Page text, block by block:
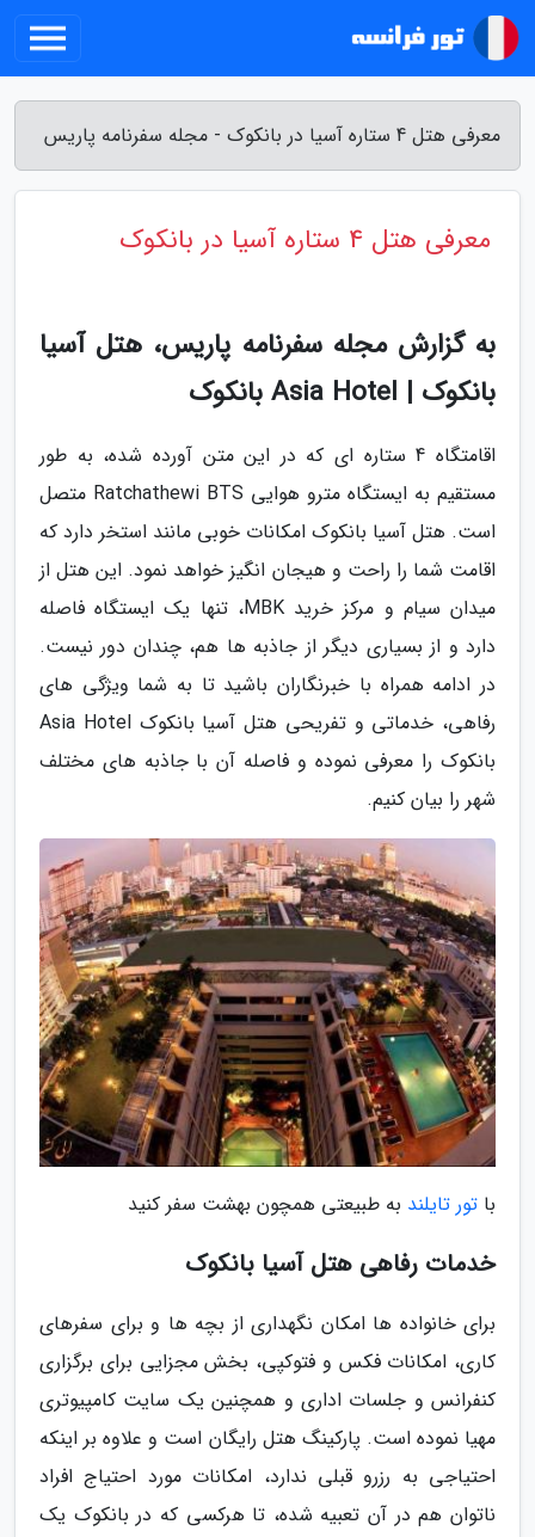
معرفی هتل 4 ستاره آسیا در بانکوک - مجله سفرنامه پاریس
معرفی هتل 4 ستاره آسیا در بانکوک
به گزارش مجله سفرنامه پاریس، هتل آسیا
بانکوک | Asia Hotel بانکوک
اقامتگاه 4 ستاره ای که در این متن آورده شده، به طور
مستقیم به ایستگاه مترو هوایی Ratchathewi BTS متصل
است. هتل آسیا بانکوک امکانات خوبی مانند استخر دارد که
اقامت شما را راحت و هیجان انگیز خواهد نمود. این هتل از
میدان سیام و مرکز خرید MBK، تنها یک ایستگاه فاصله
دارد و از بسیاری دیگر از جاذبه ها هم، چندان دور نیست.
در ادامه همراه با خبرنگاران باشید تا به شما ویژگی های
رفاهی، خدماتی و تفریحی هتل آسیا بانکوک Asia Hotel
بانکوک را معرفی نموده و فاصله آن با جاذبه های مختلف
شهر را بیان کنیم.
با تور تایلند به طبیعتی همچون بهشت سفر کنید
خدمات رفاهی هتل آسیا بانکوک
برای خانواده ها امکان نگهداری از بچه ها و برای سفرهای
کاری، امکانات فکس و فتوکپی، بخش مجزایی برای برگزاری
کنفرانس و جلسات اداری و همچنین یک سایت کامپیوتری
مهیا نموده است. پارکینگ هتل رایگان است و علاوه بر اینکه
احتیاجی به رزرو قبلی ندارد، امکانات مورد احتیاج افراد
ناتوان هم در آن تعبیه شده، تا هرکسی که در بانکوک یک